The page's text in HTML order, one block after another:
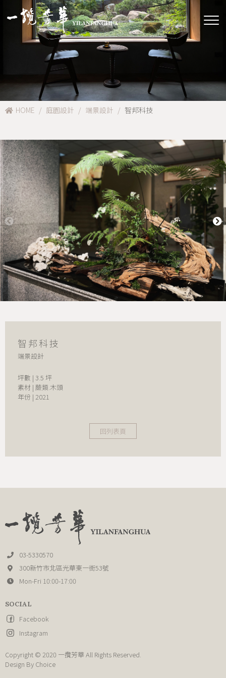
HOME 庭園設計 端景設計 智邦科技
智邦科技
端景設計
坪數 | 3.5 坪
素材 | 蕨類.木頭
年份 | 2021
回列表頁
03-5330570
300新竹市北區光華東一街53號
Mon-Fri 10:00-17:00
SOCIAL
Facebook
Instagram
Copyright © 2020 一攬芳華 All Rights Reserved.
Design By Choice